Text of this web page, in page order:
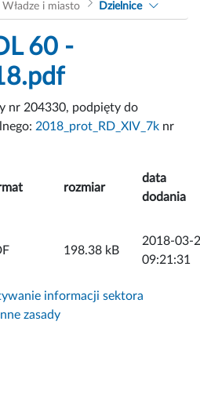
Władze i miasto Dzielnice
60 -
nr 204330, podpięty do
2018_prot_RD_XIV_7k nr
rozmiar
data
dodania
ZAŁĄCZNIK198.38 kB
2018-03-
09:21:31
informacji sektora
zasady